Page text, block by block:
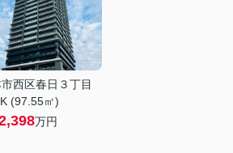
西区春日３丁目
(97.55㎡)
万円